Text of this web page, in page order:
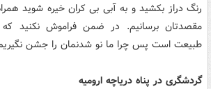
رنگ دراز بکشید و به آبی بی کران خیره شوید
مقصدتان برسانیم. در ضمن فراموش نکنید
طبیعت است پس چرا ما نو شدنمان را جشن
گردشگری در پناه دریاچه ارومیه